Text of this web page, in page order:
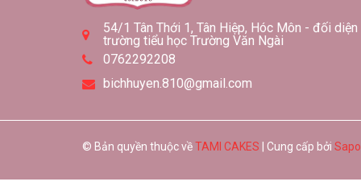
54/1 Tân Thới 1, Tân Hiệp, Hóc Môn - đối diện
trường tiểu học Trường Văn Ngài
0762292208
bichhuyen.810@gmail.com
© Bản quyền thuộc vềTAMI CAKES | Cung cấp bởi Sapo